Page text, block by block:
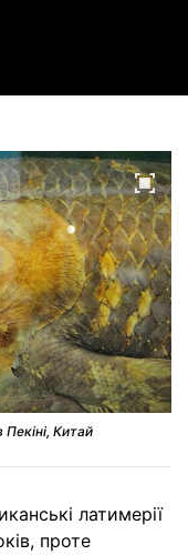
Китай
латимерії
проте